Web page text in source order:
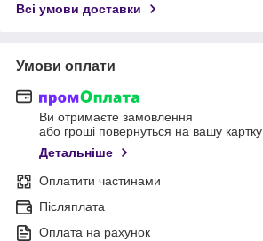
Всі умови доставки
Умови оплати
Ви отримаєте замовлення
або гроші повернуться на вашу картку
Детальніше
Оплатити частинами
Післяплата
Оплата на рахунок